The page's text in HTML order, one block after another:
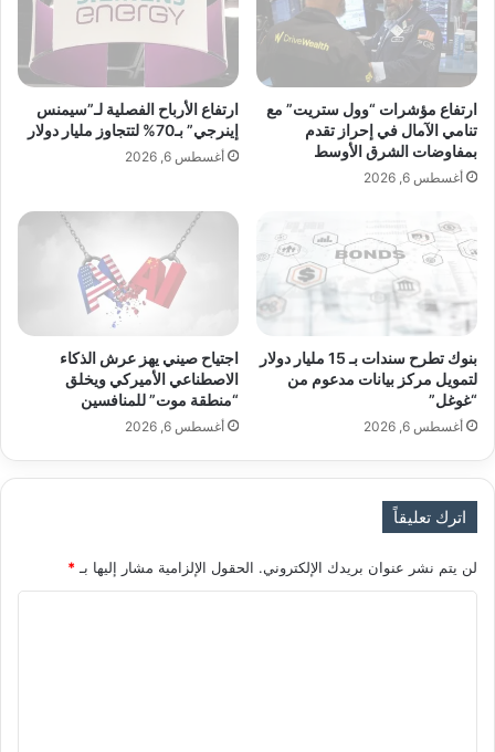
ج
ل
ت
ع
ل
ي
ق
ع
ا
ل
و
م
ة
ر
ه
ا
ل
و
ا
ع
ي
م
ا
ل
ج
ي
ل
ارتفاع مؤشرات “وول ستريت” مع
تنامي الآمال في إحراز تقدم
بمفاوضات الشرق الأوسط
أغسطس 6, 2026
ارتفاع الأرباح الفصلية لـ”سيمنس
إينرجي” بـ70% لتتجاوز مليار دولار
أغسطس 6, 2026
بنوك تطرح سندات بـ 15 مليار دولار
لتمويل مركز بيانات مدعوم من
“غوغل”
أغسطس 6, 2026
اجتياح صيني يهز عرش الذكاء
الاصطناعي الأميركي ويخلق
“منطقة موت” للمنافسين
أغسطس 6, 2026
اترك تعليقاً
لن يتم نشر عنوان بريدك الإلكتروني. الحقول الإلزامية مشار إليها بـ *